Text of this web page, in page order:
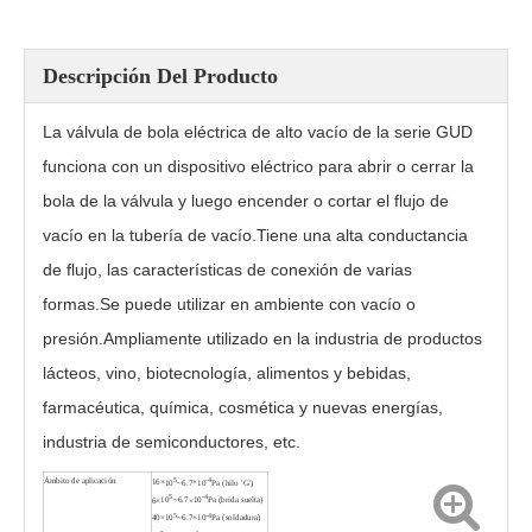
Válvula de bola neumática de alto vacío GUQ-32KF Válvula de bola bridada manual de alto vacío GU-40F
Descripción Del Producto
La válvula de bola eléctrica de alto vacío de la serie GUD
funciona con un dispositivo eléctrico para abrir o cerrar la
bola de la válvula y luego encender o cortar el flujo de
vacío en la tubería de vacío.Tiene una alta conductancia
de flujo, las características de conexión de varias
formas.Se puede utilizar en ambiente con vacío o
presión.Ampliamente utilizado en la industria de productos
lácteos, vino, biotecnología, alimentos y bebidas,
farmacéutica, química, cosmética y nuevas energías,
industria de semiconductores, etc.
Ámbito de aplicación 16×105~6.7×10-4Pa (hilo 'G')
6×105~6.7×10-4Pa (brida suelta)
40×105~6.7×10-4Pa (soldadura)